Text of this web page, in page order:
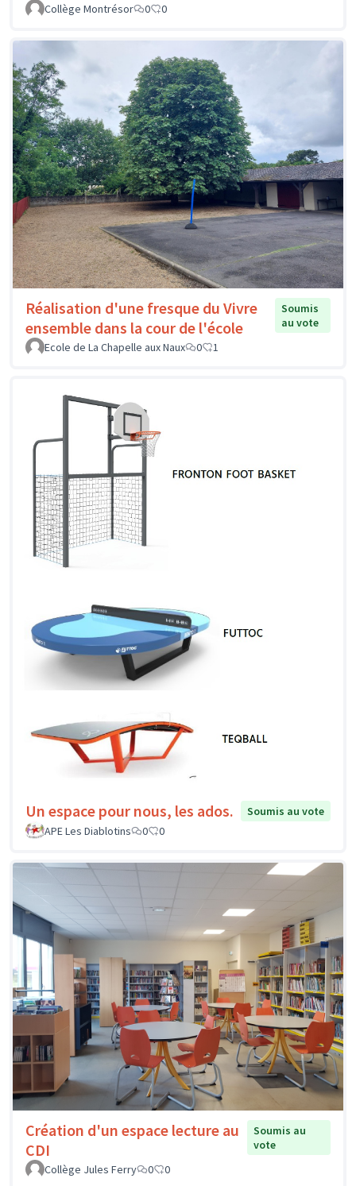
Collège Montrésor
0 0
Réalisation d'une fresque du Vivre
ensemble dans la cour de l'école
Soumis
au vote
Ecole de La Chapelle aux Naux
0 1
Un espace pour nous, les ados.
Soumis au vote
APE Les Diablotins
0 0
Création d'un espace lecture au
CDI
Soumis au
vote
Collège Jules Ferry
0 0